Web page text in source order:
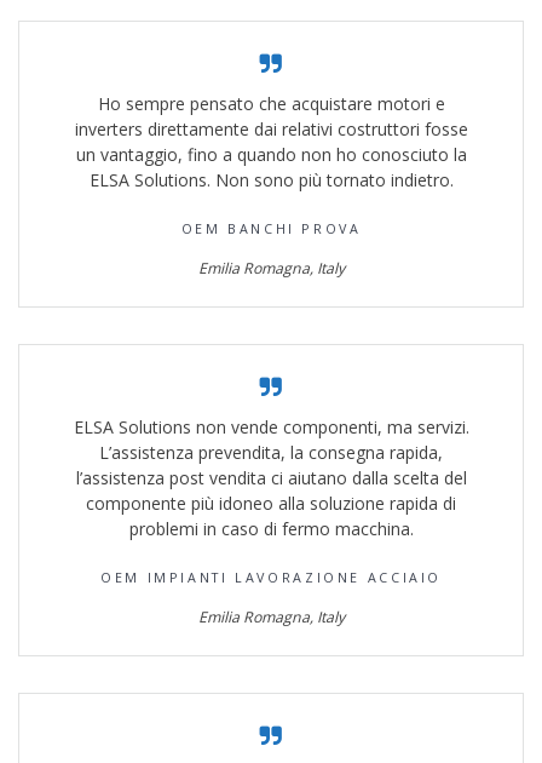
Ho sempre pensato che acquistare motori e
inverters direttamente dai relativi costruttori fosse
un vantaggio, fino a quando non ho conosciuto la
ELSA Solutions. Non sono più tornato indietro.
OEM BANCHI PROVA
Emilia Romagna, Italy
ELSA Solutions non vende componenti, ma servizi.
L’assistenza prevendita, la consegna rapida,
l’assistenza post vendita ci aiutano dalla scelta del
componente più idoneo alla soluzione rapida di
problemi in caso di fermo macchina.
OEM IMPIANTI LAVORAZIONE ACCIAIO
Emilia Romagna, Italy